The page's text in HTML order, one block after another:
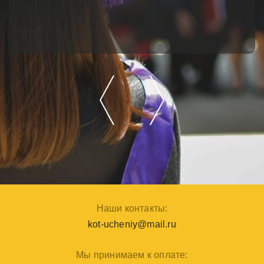
Наши контакты:
kot-ucheniy@mail.ru
Мы принимаем к оплате: